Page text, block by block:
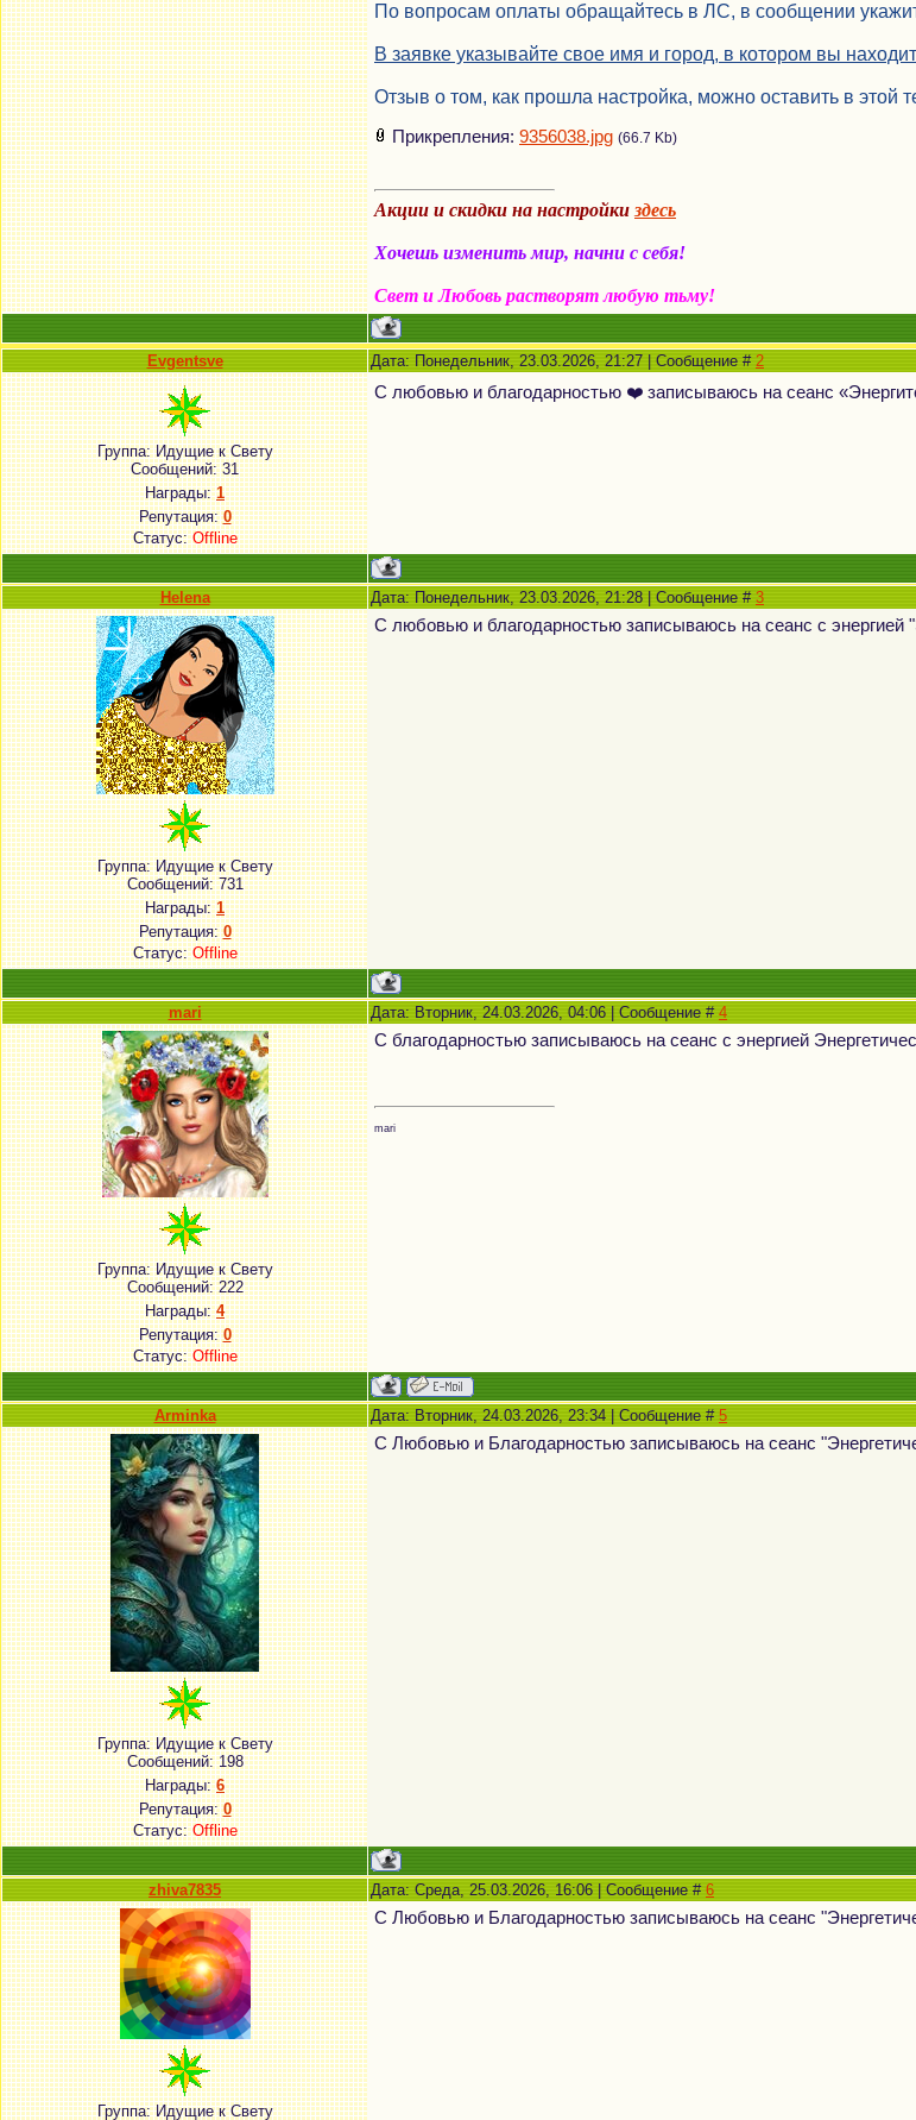
По вопросам оплаты обращайтесь в ЛС, в сообщении
В заявке указывайте свое имя и город, в котором вы
Отзыв о том, как прошла настройка, можно оставить в этой
Прикрепления: 9356038.jpg (66.7 Kb)
Акции и скидки на настройки здесь
Хочешь изменить мир, начни с себя!
Свет и Любовь растворят любую тьму!
Evgentsve Дата: Понедельник, 23.03.2026, 21:27 | Сообщение # 2
Группа: Идущие к Свету
Сообщений:31
Награды:1
Репутация:0
Статус:Offline
С любовью и благодарностью ❤️ записываюсь на сеанс
Helena Дата: Понедельник, 23.03.2026, 21:28 | Сообщение # 3
Группа: Идущие к Свету
Сообщений:731
Награды:1
Репутация:0
Статус:Offline
С любовью и благодарностью записываюсь на сеанс с энергией
mari Дата: Вторник, 24.03.2026, 04:06 | Сообщение # 4
Группа: Идущие к Свету
Сообщений:222
Награды:4
Репутация:0
Статус:Offline
С благодарностью записываюсь на сеанс с энергией
mari
Arminka Дата: Вторник, 24.03.2026, 23:34 | Сообщение # 5
Группа: Идущие к Свету
Сообщений:198
Награды:6
Репутация:0
Статус:Offline
С Любовью и Благодарностью записываюсь на сеанс
zhiva7835 Дата: Среда, 25.03.2026, 16:06 | Сообщение # 6
Группа: Идущие к Свету
С Любовью и Благодарностью записываюсь на сеанс